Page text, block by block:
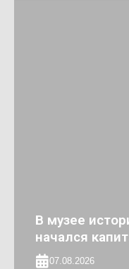
В музее
начался
07.08.2026